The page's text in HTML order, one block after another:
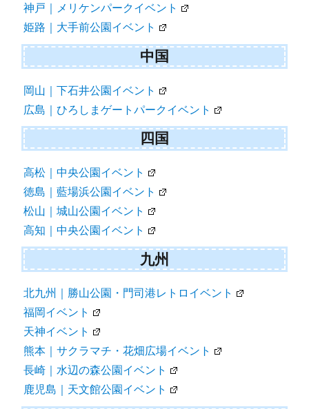
神戸｜メリケンパークイベント
姫路｜大手前公園イベント
中国
岡山｜下石井公園イベント
広島｜ひろしまゲートパークイベント
四国
高松｜中央公園イベント
徳島｜藍場浜公園イベント
松山｜城山公園イベント
高知｜中央公園イベント
九州
北九州｜勝山公園・門司港レトロイベント
福岡イベント
天神イベント
熊本｜サクラマチ・花畑広場イベント
長崎｜水辺の森公園イベント
鹿児島｜天文館公園イベント